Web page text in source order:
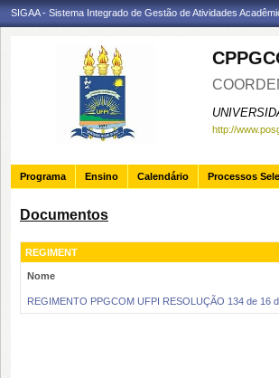
SIGAA - Sistema Integrado de Gestão de Atividades
http://
Programa Ensino Calendário Processos
Documentos
REGIMENT
Nome
REGIMENTO PPGCOM UFPI RESOLUÇÃO 134 de 16